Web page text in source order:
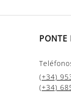
PONTE
(+34)
(+34)